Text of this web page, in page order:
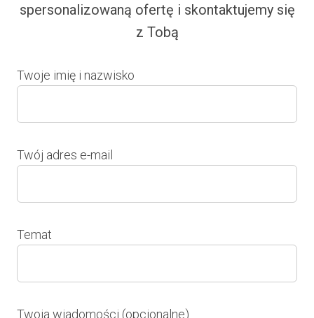
spersonalizowaną ofertę i skontaktujemy się
z Tobą
Twoje imię i nazwisko
Twój adres e-mail
Temat
Twoja wiadomości (opcjonalne)